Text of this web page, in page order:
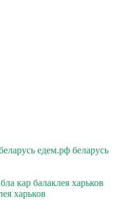
едем.рф беларусь
кар балаклея харьков
харьков